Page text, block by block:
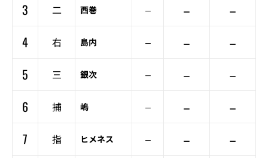
3
二 西巻 – –
–
4
右 島内 – –
–
5
三 銀次 – –
–
6
捕 嶋 – –
–
7
指 ヒメネス – –
–